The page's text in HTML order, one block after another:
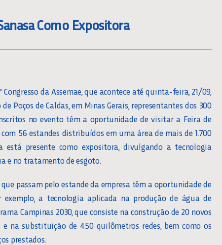
Como Expositora
Congresso da Assemae, que acontece até quinta-feira, 21/09,
Poços de Caldas, em Minas Gerais, representantes dos 300
no evento têm a oportunidade de visitar a Feira de
com 56 estandes distribuídos em uma área de mais de 1.700
está presente como expositora, divulgando a tecnologia
e no tratamento de esgoto.
passam pelo estande da empresa têm a oportunidade de
exemplo, a tecnologia aplicada na produção de água de
Campinas 2030, que consiste na construção de 20 novos
e na substituição de 450 quilômetros redes, bem como os
prestados.